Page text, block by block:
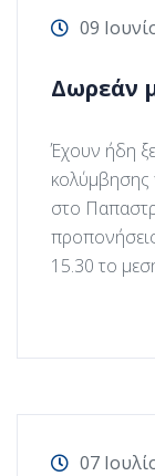
Δωρεάν
09
Έχουν ήδη
κολύμβησης
στο
15.30 το
07